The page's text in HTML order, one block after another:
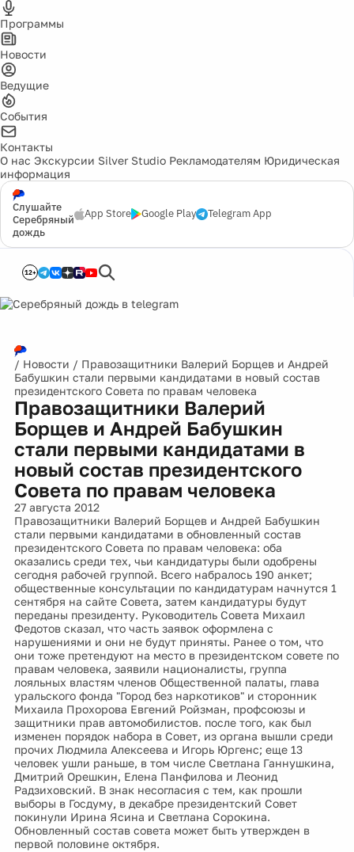
Программы
Новости
Ведущие
События
Контакты
О нас Экскурсии Silver Studio Рекламодателям Юридическая
информация
Слушайте
Серебряный
дождь
App Store Google Play Telegram App
12+
/ Новости / Правозащитники Валерий Борщев и Андрей
Бабушкин стали первыми кандидатами в новый состав
президентского Совета по правам человека
Правозащитники Валерий
Борщев и Андрей Бабушкин
стали первыми кандидатами в
новый состав президентского
Совета по правам человека
27 августа 2012
Правозащитники Валерий Борщев и Андрей Бабушкин
стали первыми кандидатами в обновленный состав
президентского Совета по правам человека: оба
оказались среди тех, чьи кандидатуры были одобрены
сегодня рабочей группой. Всего набралось 190 анкет;
общественные консультации по кандидатурам начнутся 1
сентября на сайте Совета, затем кандидатуры будут
переданы президенту. Руководитель Совета Михаил
Федотов сказал, что часть заявок оформлена с
нарушениями и они не будут приняты. Ранее о том, что
они тоже претендуют на место в президентском совете по
правам человека, заявили националисты, группа
лояльных властям членов Общественной палаты, глава
уральского фонда "Город без наркотиков" и сторонник
Михаила Прохорова Евгений Ройзман, профсоюзы и
защитники прав автомобилистов. после того, как был
изменен порядок набора в Совет, из органа вышли среди
прочих Людмила Алексеева и Игорь Юргенс; еще 13
человек ушли раньше, в том числе Светлана Ганнушкина,
Дмитрий Орешкин, Елена Панфилова и Леонид
Радзиховский. В знак несогласия с тем, как прошли
выборы в Госдуму, в декабре президентский Совет
покинули Ирина Ясина и Светлана Сорокина.
Обновленный состав совета может быть утвержден в
первой половине октября.